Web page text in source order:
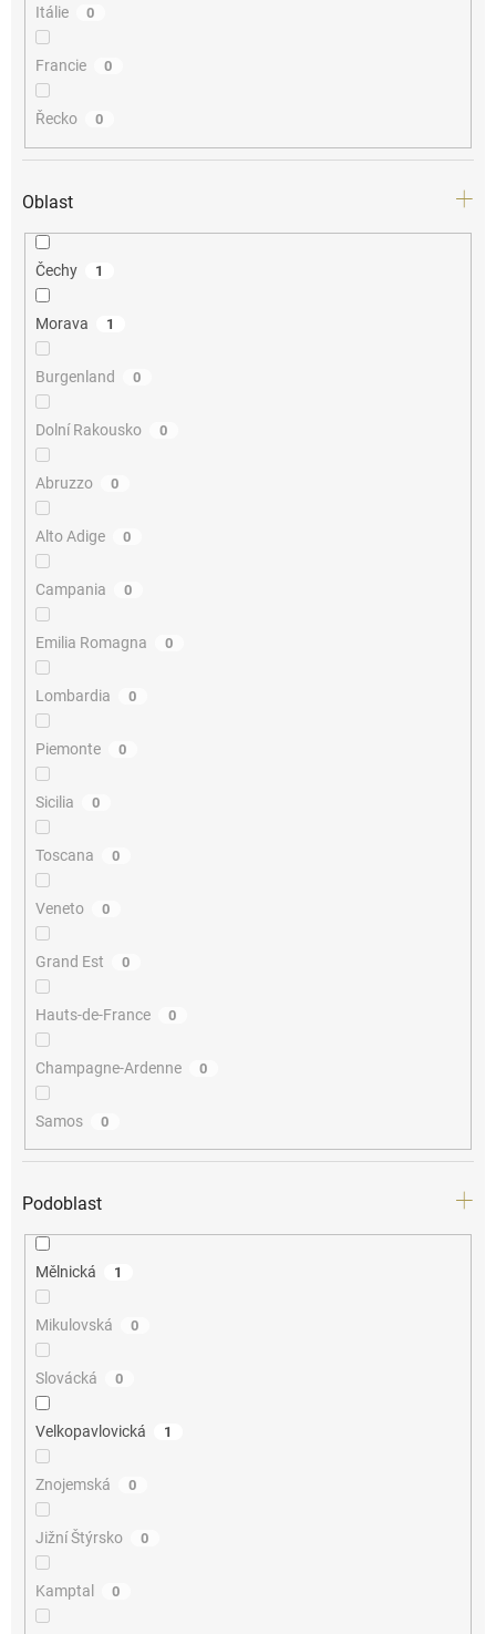
Itálie 0
Francie 0
Řecko 0
Oblast
Čechy 1
Morava 1
Burgenland 0
Dolní Rakousko 0
Abruzzo 0
Alto Adige 0
Campania 0
Emilia Romagna 0
Lombardia 0
Piemonte 0
Sicilia 0
Toscana 0
Veneto 0
Grand Est 0
Hauts-de-France 0
Champagne-Ardenne 0
Samos 0
Podoblast
Mělnická 1
Mikulovská 0
Slovácká 0
Velkopavlovická 1
Znojemská 0
Jižní Štýrsko 0
Kamptal 0